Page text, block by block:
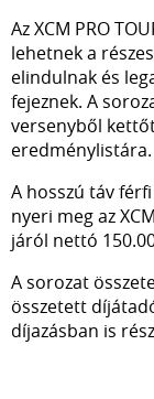
Az XCM PRO
lehetnek a
elindulnak és
fejeznek. A
versenyből
eredménylistára.
A hosszú táv
nyeri meg az
járól nettó
A sorozat
összetett
díjazásban is